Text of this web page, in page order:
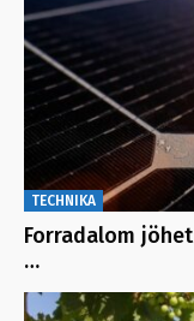
TECHNIKA
Forradalom
…